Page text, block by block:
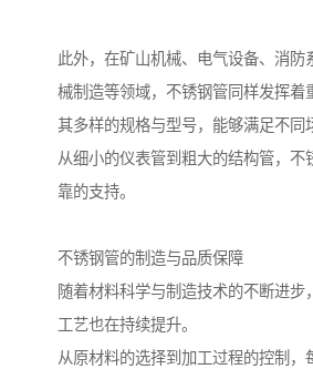
此外，在矿山机械、电气设备、消防
械制造等领域，不锈钢管同样发挥着
其多样的规格与型号，能够满足不同
从细小的仪表管到粗大的结构管，不
靠的支持。
不锈钢管的制造与品质保障
随着材料科学与制造技术的不断进步
工艺也在持续提升。
从原材料的选择到加工过程的控制，